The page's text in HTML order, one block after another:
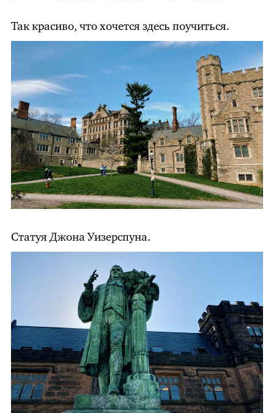
Так красиво, что хочется здесь поучиться.
Статуя Джона Уизерспуна.